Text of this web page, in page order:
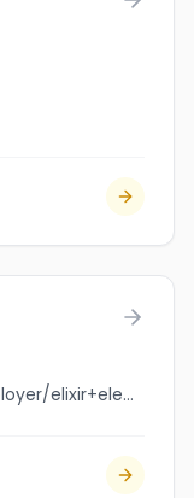
jobbank.gc.ca/browsejobs/employer/elixir+electric+ltd/ca